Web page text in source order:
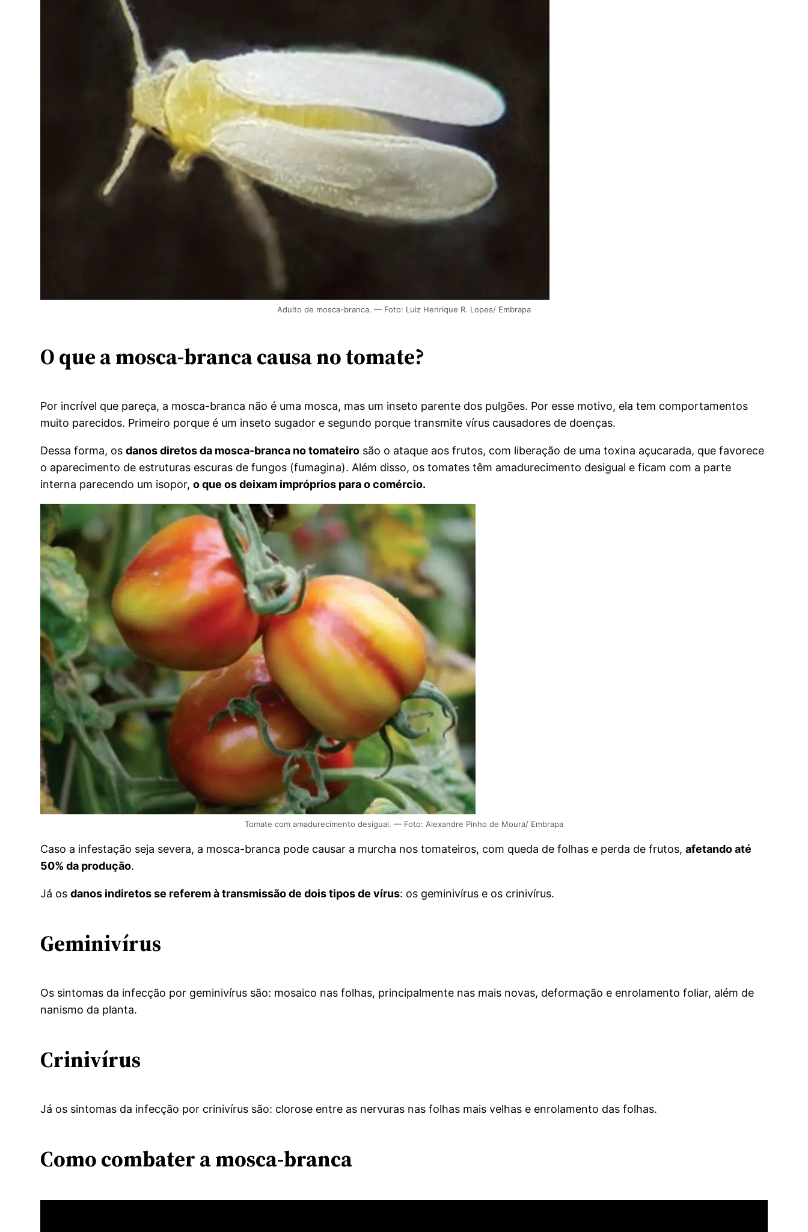
Adulto de mosca-branca. — Foto: Luiz Henrique R. Lopes/ Embrapa
O que a mosca-branca causa no tomate?
Por incrível que pareça, a mosca-branca não é uma mosca, mas um inseto parente dos pulgões. Por esse motivo, ela tem comportamentos
muito parecidos. Primeiro porque é um inseto sugador e segundo porque transmite vírus causadores de doenças.
Dessa forma, osdanos diretos da mosca-branca no tomateiro são o ataque aos frutos, com liberação de uma toxina açucarada, que favorece
o aparecimento de estruturas escuras de fungos (fumagina). Além disso, os tomates têm amadurecimento desigual e ficam com a parte
interna parecendo um isopor,o que os deixam impróprios para o comércio.
Tomate com amadurecimento desigual. — Foto: Alexandre Pinho de Moura/ Embrapa
Caso a infestação seja severa, a mosca-branca pode causar a murcha nos tomateiros, com queda de folhas e perda de frutos,afetando até
50% da produção.
Já osdanos indiretos se referem à transmissão de dois tipos de vírus: os geminivírus e os crinivírus.
Geminivírus
Os sintomas da infecção por geminivírus são: mosaico nas folhas, principalmente nas mais novas, deformação e enrolamento foliar, além de
nanismo da planta.
Crinivírus
Já os sintomas da infecção por crinivírus são: clorose entre as nervuras nas folhas mais velhas e enrolamento das folhas.
Como combater a mosca-branca